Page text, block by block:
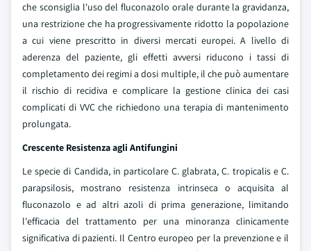
che sconsiglia l'uso del fluconazolo orale durante la gravidanza,
una restrizione che ha progressivamente ridotto la popolazione
a cui viene prescritto in diversi mercati europei. A livello di
aderenza del paziente, gli effetti avversi riducono i tassi di
completamento dei regimi a dosi multiple, il che può aumentare
il rischio di recidiva e complicare la gestione clinica dei casi
complicati di VVC che richiedono una terapia di mantenimento
prolungata.
Crescente Resistenza agli Antifungini
Le specie di Candida, in particolare C. glabrata, C. tropicalis e C.
parapsilosis, mostrano resistenza intrinseca o acquisita al
fluconazolo e ad altri azoli di prima generazione, limitando
l'efficacia del trattamento per una minoranza clinicamente
significativa di pazienti. Il Centro europeo per la prevenzione e il